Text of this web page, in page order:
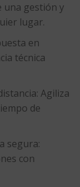
una gestión y
lugar.
en
técnica
: Agiliza
de
segura:
con